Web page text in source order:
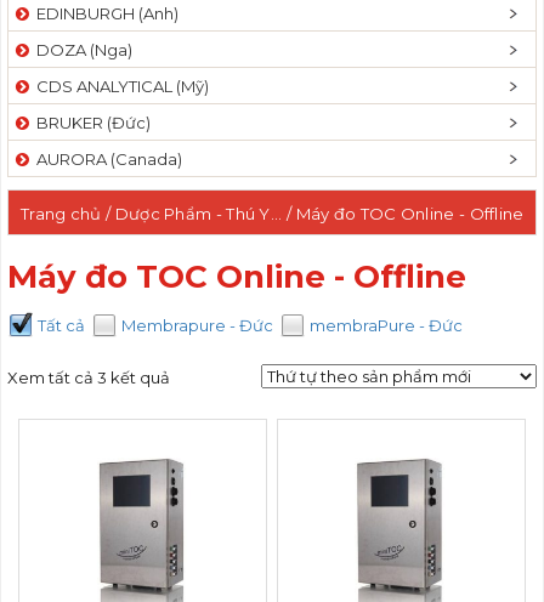
EDINBURGH (Anh)
DOZA (Nga)
CDS ANALYTICAL (Mỹ)
BRUKER (Đức)
AURORA (Canada)
Trang chủ / Dược Phẩm - Thú Y... / Máy đo TOC Online - Offline
Máy đo TOC Online - Offline
Tất cả Membrapure - Đức membraPure - Đức
Xem tất cả 3 kết quả